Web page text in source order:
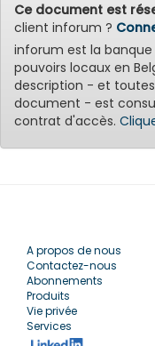
Ce document est
client inforum ?
inforum est la
pouvoirs locaux en
description - et
document - est
contrat d'accès.
A propos de nous
Contactez-nous
Abonnements
Produits
Vie privée
Services